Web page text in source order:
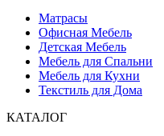
Матрасы
Офисная Мебель
Детская Мебель
Мебель для Спальни
Мебель для Кухни
Текстиль для Дома
КАТАЛОГ